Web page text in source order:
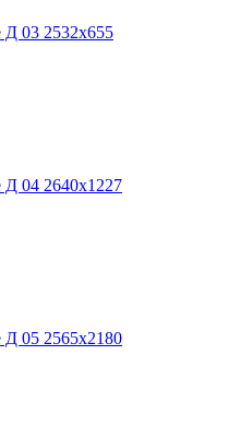
Д 03 2532x655
Д 04 2640х1227
Д 05 2565х2180